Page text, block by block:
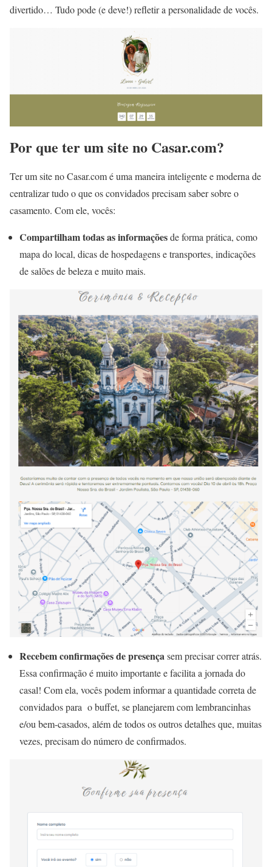
divertido… Tudo pode (e deve!) refletir a personalidade de vocês.
Por que ter um site no Casar.com?
Ter um site no Casar.com é uma maneira inteligente e moderna de
centralizar tudo o que os convidados precisam saber sobre o
casamento. Com ele, vocês:
Compartilham todas as informaçõesde forma prática, como
mapa do local, dicas de hospedagens e transportes, indicações
de salões de beleza e muito mais.
Recebem confirmações de presençasem precisar correr atrás.
Essa confirmação é muito importante e facilita a jornada do
casal! Com ela, vocês podem informar a quantidade correta de
convidados para o buffet, se planejarem com lembrancinhas
e/ou bem-casados, além de todos os outros detalhes que, muitas
vezes, precisam do número de confirmados.